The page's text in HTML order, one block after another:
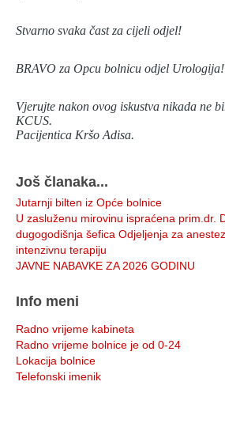
Stvarno svaka čast za cijeli odjel!
BRAVO za Opcu bolnicu odjel Urologija!
Vjerujte nakon ovog iskustva nikada ne
KCUS.
Pacijentica Kršo Adisa.
Još članaka...
Jutarnji bilten iz Opće bolnice
U zasluženu mirovinu ispraćena prim.dr.
dugogodišnja šefica Odjeljenja za
intenzivnu terapiju
JAVNE NABAVKE ZA 2026 GODINU
Info meni
Radno vrijeme kabineta
Radno vrijeme bolnice je od 0-24
Lokacija bolnice
Telefonski imenik